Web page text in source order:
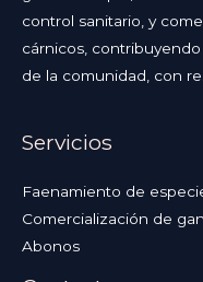
control sanitario, y
cárnicos,
de la comunidad, con
Servicios
Faenamiento de
Comercialización de
Abonos